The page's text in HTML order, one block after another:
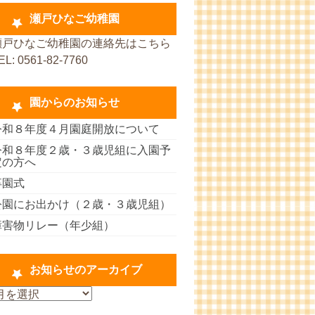
瀬戸ひなご幼稚園
戸ひなご幼稚園の連絡先はこちら
0561-82-7760
園からのお知らせ
和８年度４月園庭開放について
和８年度２歳・３歳児組に入園予
の方へ
園式
にお出かけ（２歳・３歳児組）
物リレー（年少組）
お知らせのアーカイブ